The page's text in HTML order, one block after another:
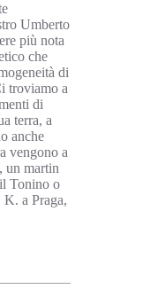
Umberto
più nota
che
di
troviamo a
di
terra, a
anche
vengono a
un martin
Tonino o
a Praga,